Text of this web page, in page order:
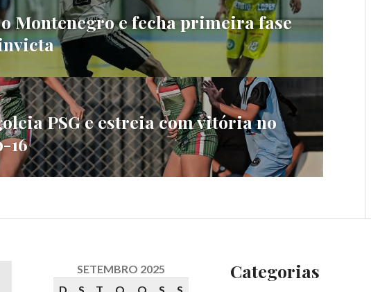
o Montenegro e fecha primeira fase
PSG e estreia com vitória no
16
SETEMBRO 2025
D
S T Q Q S S
Categorias